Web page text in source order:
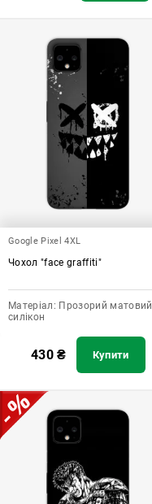
Google Pixel 4XL
Чохол "face graffiti"
Матеріал: Прозорий матовий
силікон
430₴ Купити